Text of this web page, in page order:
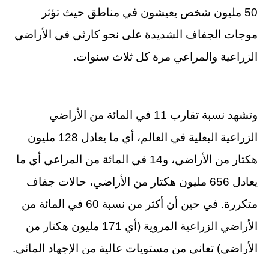
50 مليون شخص يعيشون في مناطق حيث تؤثر
موجات الجفاف الشديدة على نحو كارثي في الأراضي
الزراعية والمراعي مرة كل ثلاث سنوات.
وتشهد نسبة تقارب 11 في المائة من الأراضي
الزراعية البعلية في العالم، أي ما يعادل 128 مليون
هكتار من الأراضي، و14 في المائة من المراعي أي ما
يعادل 656 مليون هكتار من الأراضي، حالات جفاف
متكررة. في حين أن أكثر من نسبة 60 في المائة من
الأراضي الزراعية المروية (أي 171 مليون هكتار من
الأراضي) تعاني من مستويات عالية من الإجهاد المائي.